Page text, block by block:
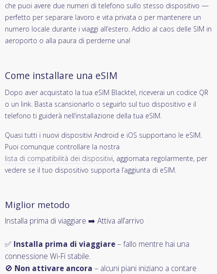
che puoi avere due numeri di telefono sullo stesso dispositivo —
perfetto per separare lavoro e vita privata o per mantenere un
numero locale durante i viaggi all’estero. Addio al caos delle SIM in
aeroporto o alla paura di perderne una!
Come installare una eSIM
Dopo aver acquistato la tua eSIM Blacktel, riceverai un codice QR
o un link. Basta scansionarlo o seguirlo sul tuo dispositivo e il
telefono ti guiderà nell’installazione della tua eSIM.
Quasi tutti i nuovi dispositivi Android e iOS supportano le eSIM.
Puoi comunque controllare la nostra
lista di compatibilità dei dispositivi, aggiornata regolarmente, per
vedere se il tuo dispositivo supporta l’aggiunta di eSIM.
Miglior metodo
Installa prima di viaggiare ➡️ Attiva all’arrivo
✅ Installa prima di viaggiare– fallo mentre hai una
connessione Wi-Fi stabile.
🚫 Non attivare ancora – alcuni piani iniziano a contare